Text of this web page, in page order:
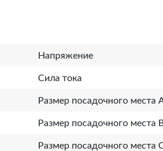
Напряжение
Сила тока
Размер посадочного места
Размер посадочного места
Размер посадочного места